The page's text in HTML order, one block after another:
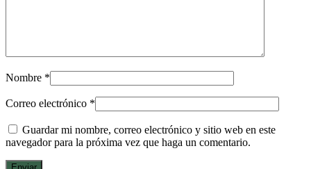
Nombre *
Correo electrónico *
Guardar mi nombre, correo electrónico y sitio web en este
navegador para la próxima vez que haga un comentario.